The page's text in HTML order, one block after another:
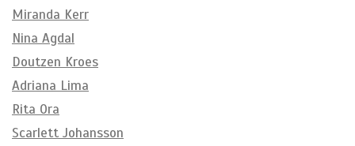
Miranda Kerr
Nina Agdal
Doutzen Kroes
Adriana Lima
Rita Ora
Scarlett Johansson